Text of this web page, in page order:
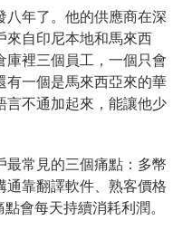
年了。他的供應商在深
來自印尼本地和馬來西
裡三個員工，一個只會
有一個是馬來西亞來的華
言不通加起來，能讓他少
常見的三個痛點：多幣
靠翻譯軟件、熟客價格
會每天持續消耗利潤。